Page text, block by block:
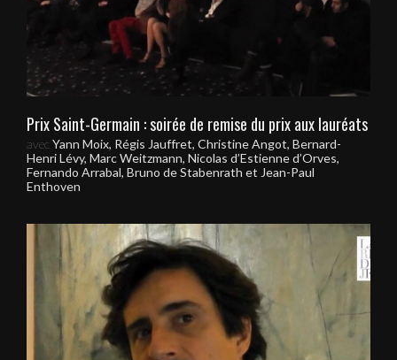
Prix Saint-Germain : soirée de remise du prix aux lauréats
avec Yann Moix, Régis Jauffret, Christine Angot, Bernard-
Henri Lévy, Marc Weitzmann, Nicolas d’Estienne d’Orves,
Fernando Arrabal, Bruno de Stabenrath et Jean-Paul
Enthoven